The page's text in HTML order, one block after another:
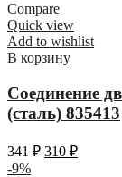
Compare
Quick view
Add to wishlist
В корзину
Соединение
(сталь) 835413
341₽ 310 ₽
-9%